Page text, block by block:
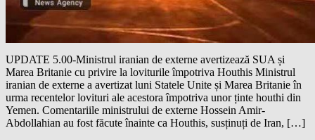
UPDATE 5.00-Ministrul iranian de externe avertizează SUA și
Marea Britanie cu privire la loviturile împotriva Houthis Ministrul
iranian de externe a avertizat luni Statele Unite și Marea Britanie în
urma recentelor lovituri ale acestora împotriva unor ținte houthi din
Yemen. Comentariile ministrului de externe Hossein Amir-
Abdollahian au fost făcute înainte ca Houthis, susținuți de Iran, […]